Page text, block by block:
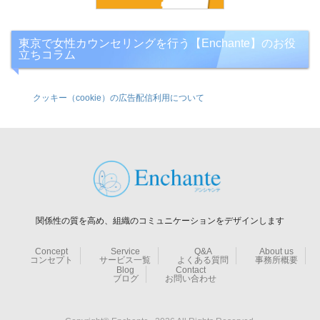
東京で女性カウンセリングを行う【Enchante】のお役
立ちコラム
クッキー（cookie）の広告配信利用について
関係性の質を高め、組織のコミュニケーションをデザインします
Concept
コンセプト
Service
サービス一覧
Q&A
よくある質問
About us
事務所概要
Blog
ブログ
Contact
お問い合わせ